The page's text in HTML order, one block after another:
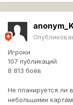
Игроки
107 публикаций
8 813 боёв
Не планируется ли
небольшими